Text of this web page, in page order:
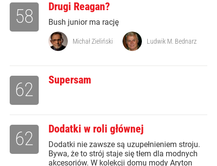
Drugi Reagan?
Bush junior ma rację
58
Michał Zieliński Ludwik M. Bednarz
Supersam
62
Dodatki w roli głównej
Dodatki nie zawsze są uzupełnieniem stroju.
Bywa, że to strój staje się tłem dla modnych
akcesoriów. W kolekcji domu mody Aryton
62